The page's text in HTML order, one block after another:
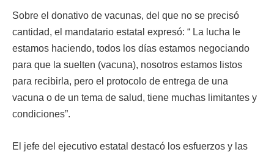
Sobre el donativo de vacunas, del que no se precisó
cantidad, el mandatario estatal expresó: “ La lucha le
estamos haciendo, todos los días estamos negociando
para que la suelten (vacuna), nosotros estamos listos
para recibirla, pero el protocolo de entrega de una
vacuna o de un tema de salud, tiene muchas limitantes y
condiciones”.
El jefe del ejecutivo estatal destacó los esfuerzos y las